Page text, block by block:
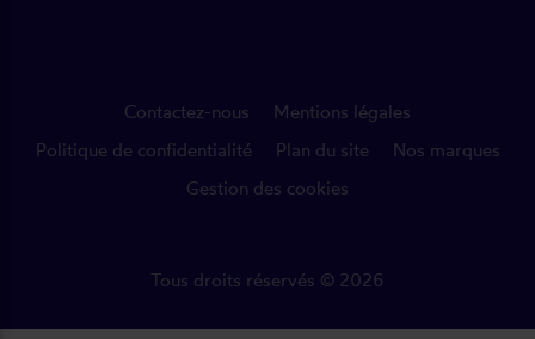
Contactez-nous
Mentions légales
Politique de confidentialité
Plan du site
Nos marques
Gestion des cookies
Tous droits réservés © 2026